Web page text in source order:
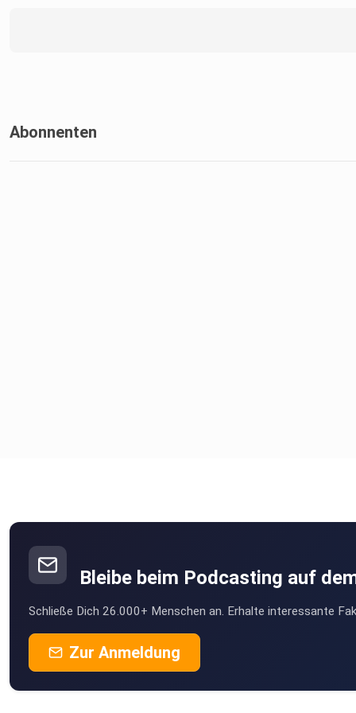
genannte Quellen:
https://www.seca.com/de_at/produkte/body-composition-
https://de.inbody.com/studien/#
Abonnenten
Bleibe beim Podcasting auf
Schließe Dich 26.000+ Menschen an. Erhalte interessante
Zur Anmeldung